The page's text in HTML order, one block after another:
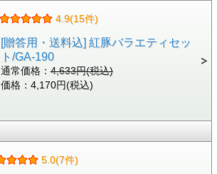
4.9(15件)
[贈答用・送料込] 紅豚バラエティセッ
ト/GA-190
通常価格：4,633円(税込)
価格：4,170円(税込)
5.0(7件)